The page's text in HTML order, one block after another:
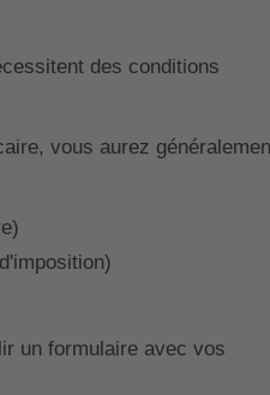
des conditions
vous aurez
un formulaire avec vos